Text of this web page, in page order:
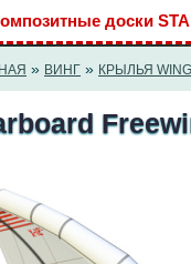
доски
» ВИНГ » КРЫЛЬЯ WING